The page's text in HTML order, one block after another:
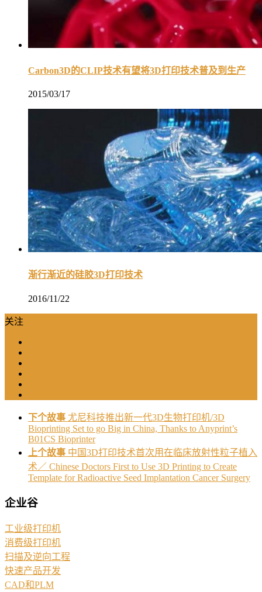
Carbon3D的CLIP技术有望将3D打印技术普及到生产
2015/03/17
渐行渐近的硅胶3D打印技术
2016/11/22
关注
下个故事 尤尼科技推出新一代3D生物打印机/3D
Bioprinting Set to go Big in China, Thanks to Anyprint’s
B01CS Bioprinter
上个故事 中国3D打印技术首次用在临床放射性粒子植入
术／ Chinese Doctors First to Use 3D Printing to Create
Template for Radioactive Seed Implantation Cancer Surgery
企业谷
工业级打印机
消费级打印机
扫描及逆向工程
快速产品开发
CAD和PLM